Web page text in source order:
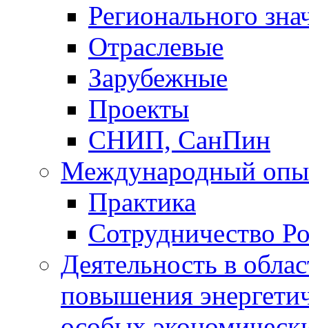
Регионального
Отраслевые
Зарубежные
Проекты
СНИП, СанПин
Международный
Практика
Сотрудничество
Деятельность в
повышения